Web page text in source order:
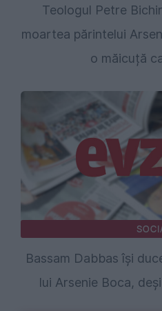
Teologul Petre
moartea părintelui
o măicuță
Bassam Dabbas își
lui Arsenie Boca,